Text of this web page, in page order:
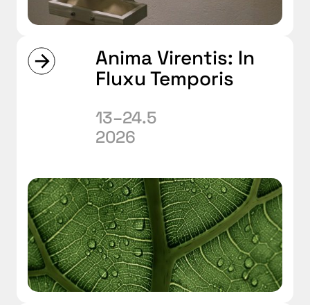
Anima Virentis: In
Fluxu Temporis
13–24.5
2026